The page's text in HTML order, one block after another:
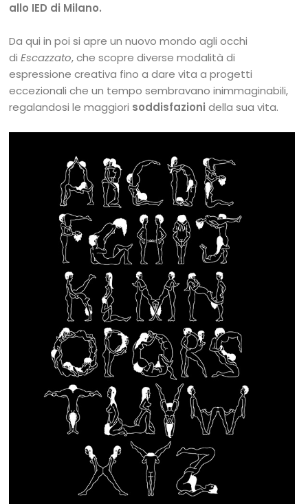
allo IED di Milano.
Da qui in poi si apre un nuovo mondo agli occhi
diEscazzato, che scopre diverse modalità di
espressione creativa fino a dare vita a progetti
eccezionali che un tempo sembravano inimmaginabili,
regalandosi le maggiori soddisfazioni della sua vita.